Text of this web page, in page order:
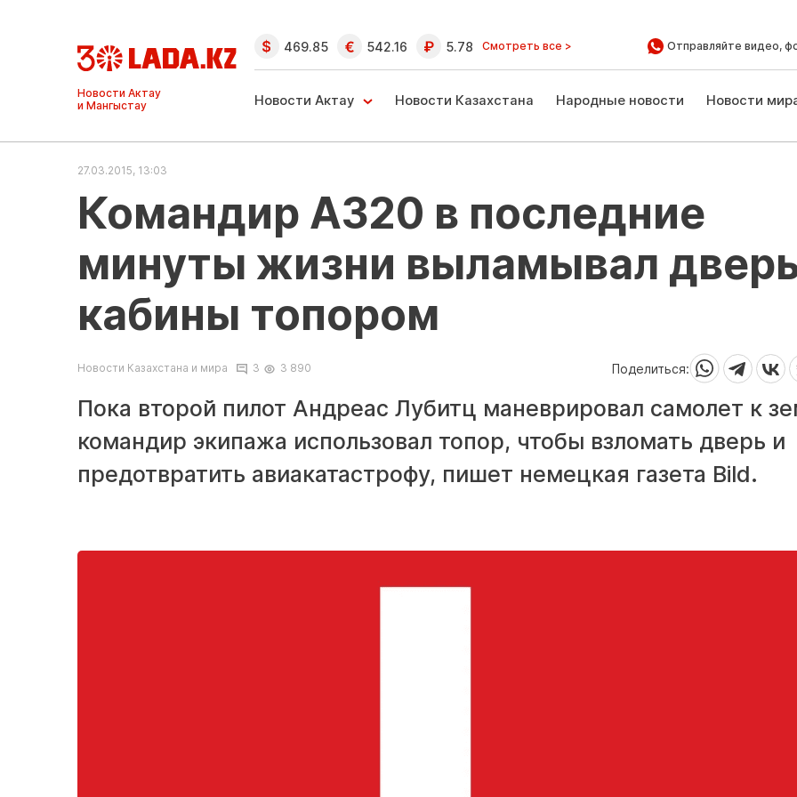
Ақтау және
Манғыстау
жаңалықтары
469.85 542.16 5.78 Смотреть все > Отправляйте видео,
Новости Актау Новости Казахстана Народные новости Новости
27.03.2015, 13:03
Командир A320 в последние
минуты жизни выламывал
кабины топором
Новости Казахстана и мира 3 3 890 Поделиться:
Пока второй пилот Андреас Лубитц маневрировал самолет к
командир экипажа использовал топор, чтобы взломать дверь и
предотвратить авиакатастрофу, пишет немецкая газета Bild.